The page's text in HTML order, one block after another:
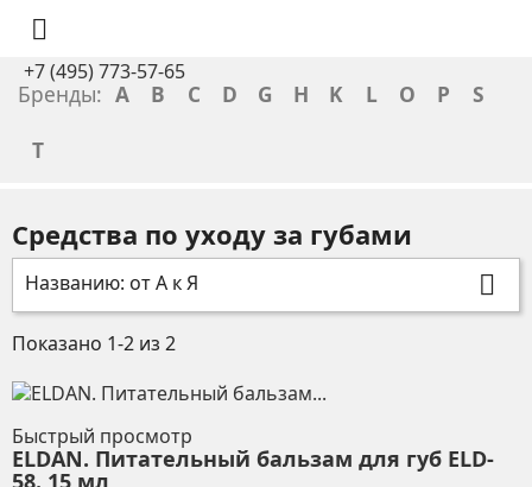

+7 (495) 773-57-65
Бренды: A B C D G H K L O P
S
T
Средства по уходу за губами
Названию: от А к Я 
Показано 1-2 из 2
Быстрый просмотр
ELDAN. Питательный бальзам для губ ELD-
58. 15 мл